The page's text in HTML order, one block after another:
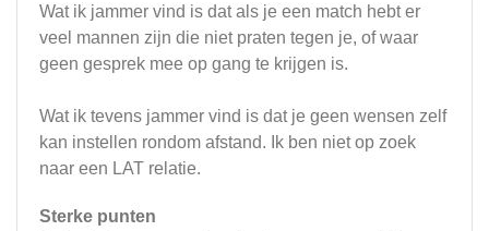
Wat ik jammer vind is dat als je een match hebt er
veel mannen zijn die niet praten tegen je, of waar
geen gesprek mee op gang te krijgen is.
Wat ik tevens jammer vind is dat je geen wensen zelf
kan instellen rondom afstand. Ik ben niet op zoek
naar een LAT relatie.
Sterke punten